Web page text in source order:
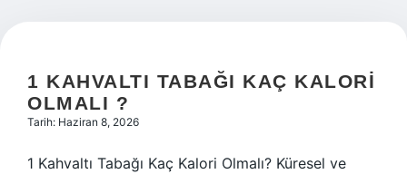
1 KAHVALTI TABAĞI KAÇ KALORI
OLMALI ?
Tarih: Haziran 8, 2026
1 Kahvaltı Tabağı Kaç Kalori Olmalı? Küresel ve